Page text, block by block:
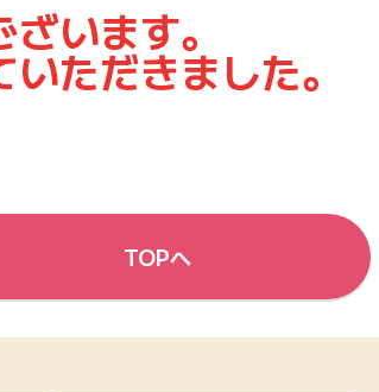
購入額の1%P
新着
お得情報
います。
ただきました。
TOPへ